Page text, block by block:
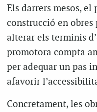
Els darrers mesos,
construcció en
alterar els terminis
promotora compta
per adequar un pas
afavorir
Concretament, les